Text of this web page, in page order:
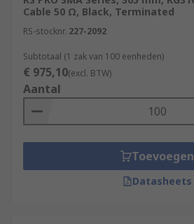
Cable 50 Ω, Black, Terminated
RS-stocknr. 227-2092
Subtotaal (1 zak van 100 eenheden)
€ 975,10(excl. BTW)
Aantal
Toevoegen
Datasheets